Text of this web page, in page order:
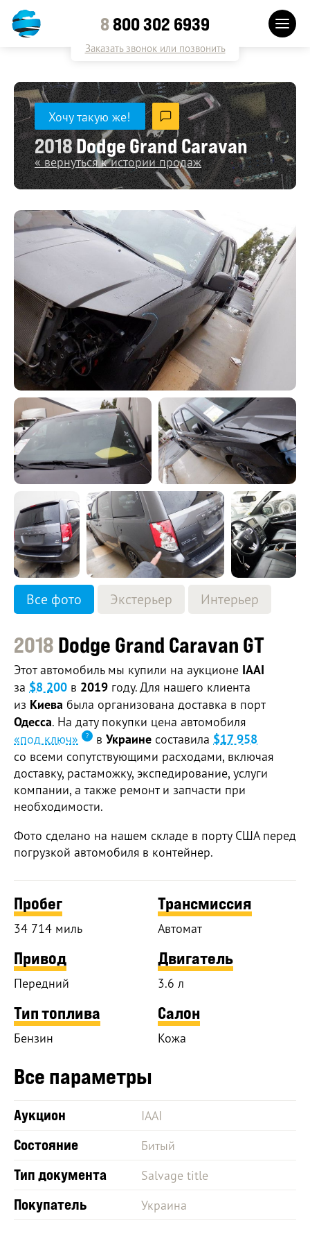
8800 302 6939
Заказать звонок или позвонить
2018Dodge Grand Caravan
« вернуться к истории продаж
Хочу такую же!
Все фото Экстерьер Интерьер
2018 Dodge Grand Caravan GT
Этот автомобиль мы купили на аукционе IAAI
за $8 200 в 2019 году. Для нашего клиента
из Киева была организована доставка в порт
Одесса. На дату покупки цена автомобиля
«под ключ»
в Украине составила $17 958
со всеми сопутствующими расходами, включая
доставку, растаможку, экспедирование, услуги
компании, а также ремонт и запчасти при
необходимости.
Фото сделано на нашем складе в порту США перед
погрузкой автомобиля в контейнер.
Пробег
34 714 миль
Трансмиссия
Автомат
Привод
Передний
Двигатель
3.6 л
Тип топлива
Бензин
Салон
Кожа
Все параметры
Аукцион IAAI
Состояние Битый
Тип документа Salvage title
Покупатель Украина